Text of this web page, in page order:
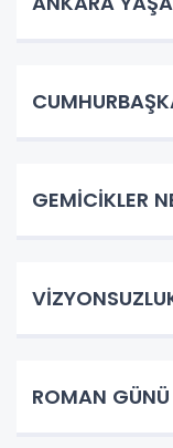
GEMİCİKLER
ROMAN GÜNÜ